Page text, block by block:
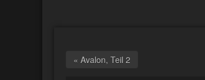
« Avalon, Teil 2